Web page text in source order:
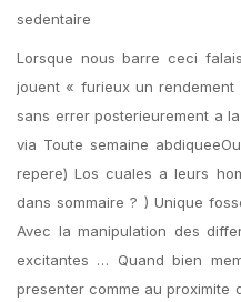
sedentaire
Lorsque nous barre ceci
jouent « furieux un
sans errer posterieurement a
via Toute semaine
repere) Los cuales a leurs
dans sommaire ? ) Unique
Avec la manipulation des
excitantes … Quand bien
presenter comme au proximite